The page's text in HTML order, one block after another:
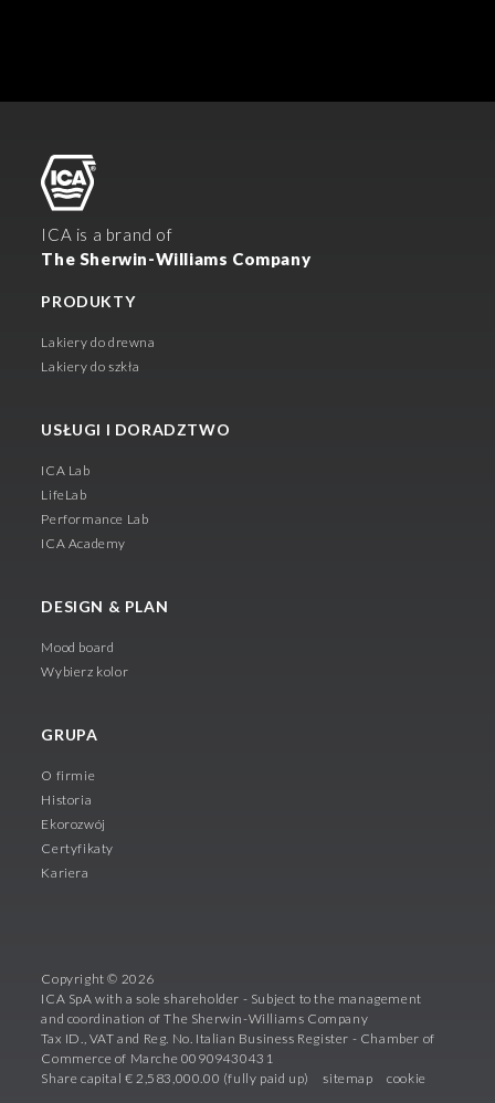
ICA is a brand of
The Sherwin-Williams Company
PRODUKTY
Lakiery do drewna
Lakiery do szkła
USŁUGI I DORADZTWO
ICA Lab
LifeLab
Performance Lab
ICA Academy
DESIGN & PLAN
Mood board
Wybierz kolor
GRUPA
O firmie
Historia
Ekorozwój
Certyfikaty
Kariera
Copyright © 2026
ICA SpA with a sole shareholder - Subject to the management
and coordination of The Sherwin-Williams Company
Tax ID., VAT and Reg. No. Italian Business Register - Chamber of
Commerce of Marche 00909430431
Share capital € 2,583,000.00 (fully paid up)
sitemap cookie